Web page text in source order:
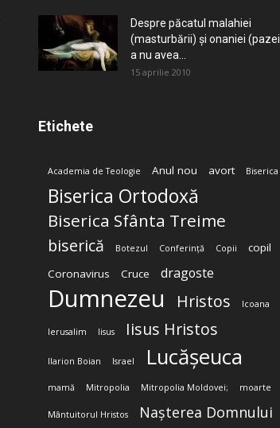
Despre păcatul malahiei
(masturbării) şi onaniei
a nu avea...
15 aprilie 2010
Etichete
Academia de Teologie Anul nou avort Biserica
Biserica Ortodoxă
Biserica Sfânta Treime
biserică Botezul Conferință Copii
copil
Coronavirus
Cruce dragoste
Dumnezeu Hristos Icoana
Ierusalim Iisus Iisus Hristos
Ilarion Boian Israel Lucășeuca
mamă Mitropolia Mitropolia Moldovei; moarte
Mântuitorul Hristos Nașterea Domnului